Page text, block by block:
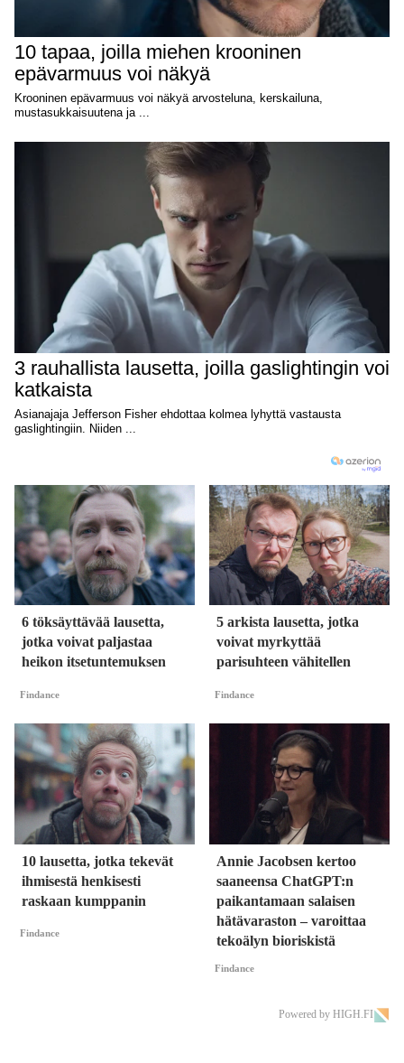
6 töksäyttävää lausetta,
jotka voivat paljastaa
heikon itsetuntemuksen
Findance
5 arkista lausetta, jotka
voivat myrkyttää
parisuhteen vähitellen
Findance
10 lausetta, jotka tekevät
ihmisestä henkisesti
raskaan kumppanin
Findance
Annie Jacobsen kertoo
saaneensa ChatGPT:n
paikantamaan salaisen
hätävaraston – varoittaa
tekoälyn bioriskistä
Findance
Powered by HIGH.FI